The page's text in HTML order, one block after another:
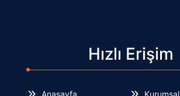
Hızlı Erişim
Anasayfa Kurumsal